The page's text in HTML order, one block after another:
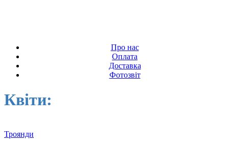
Про нас
Оплата
Доставка
Фотозвіт
Квіти:
Троянди